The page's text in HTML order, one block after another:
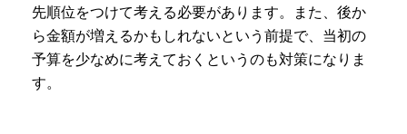
先順位をつけて考える必要があります。また、後か
ら金額が増えるかもしれないという前提で、 当初の
予算を少なめに考えておく というのも対策になりま
す。